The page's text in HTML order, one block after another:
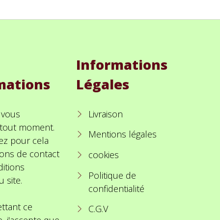
moment.
pour cela
de contact
site.
ce
Informations
Légales
Livraison
Mentions légales
cookies
Politique de
confidentialité
C.G.V